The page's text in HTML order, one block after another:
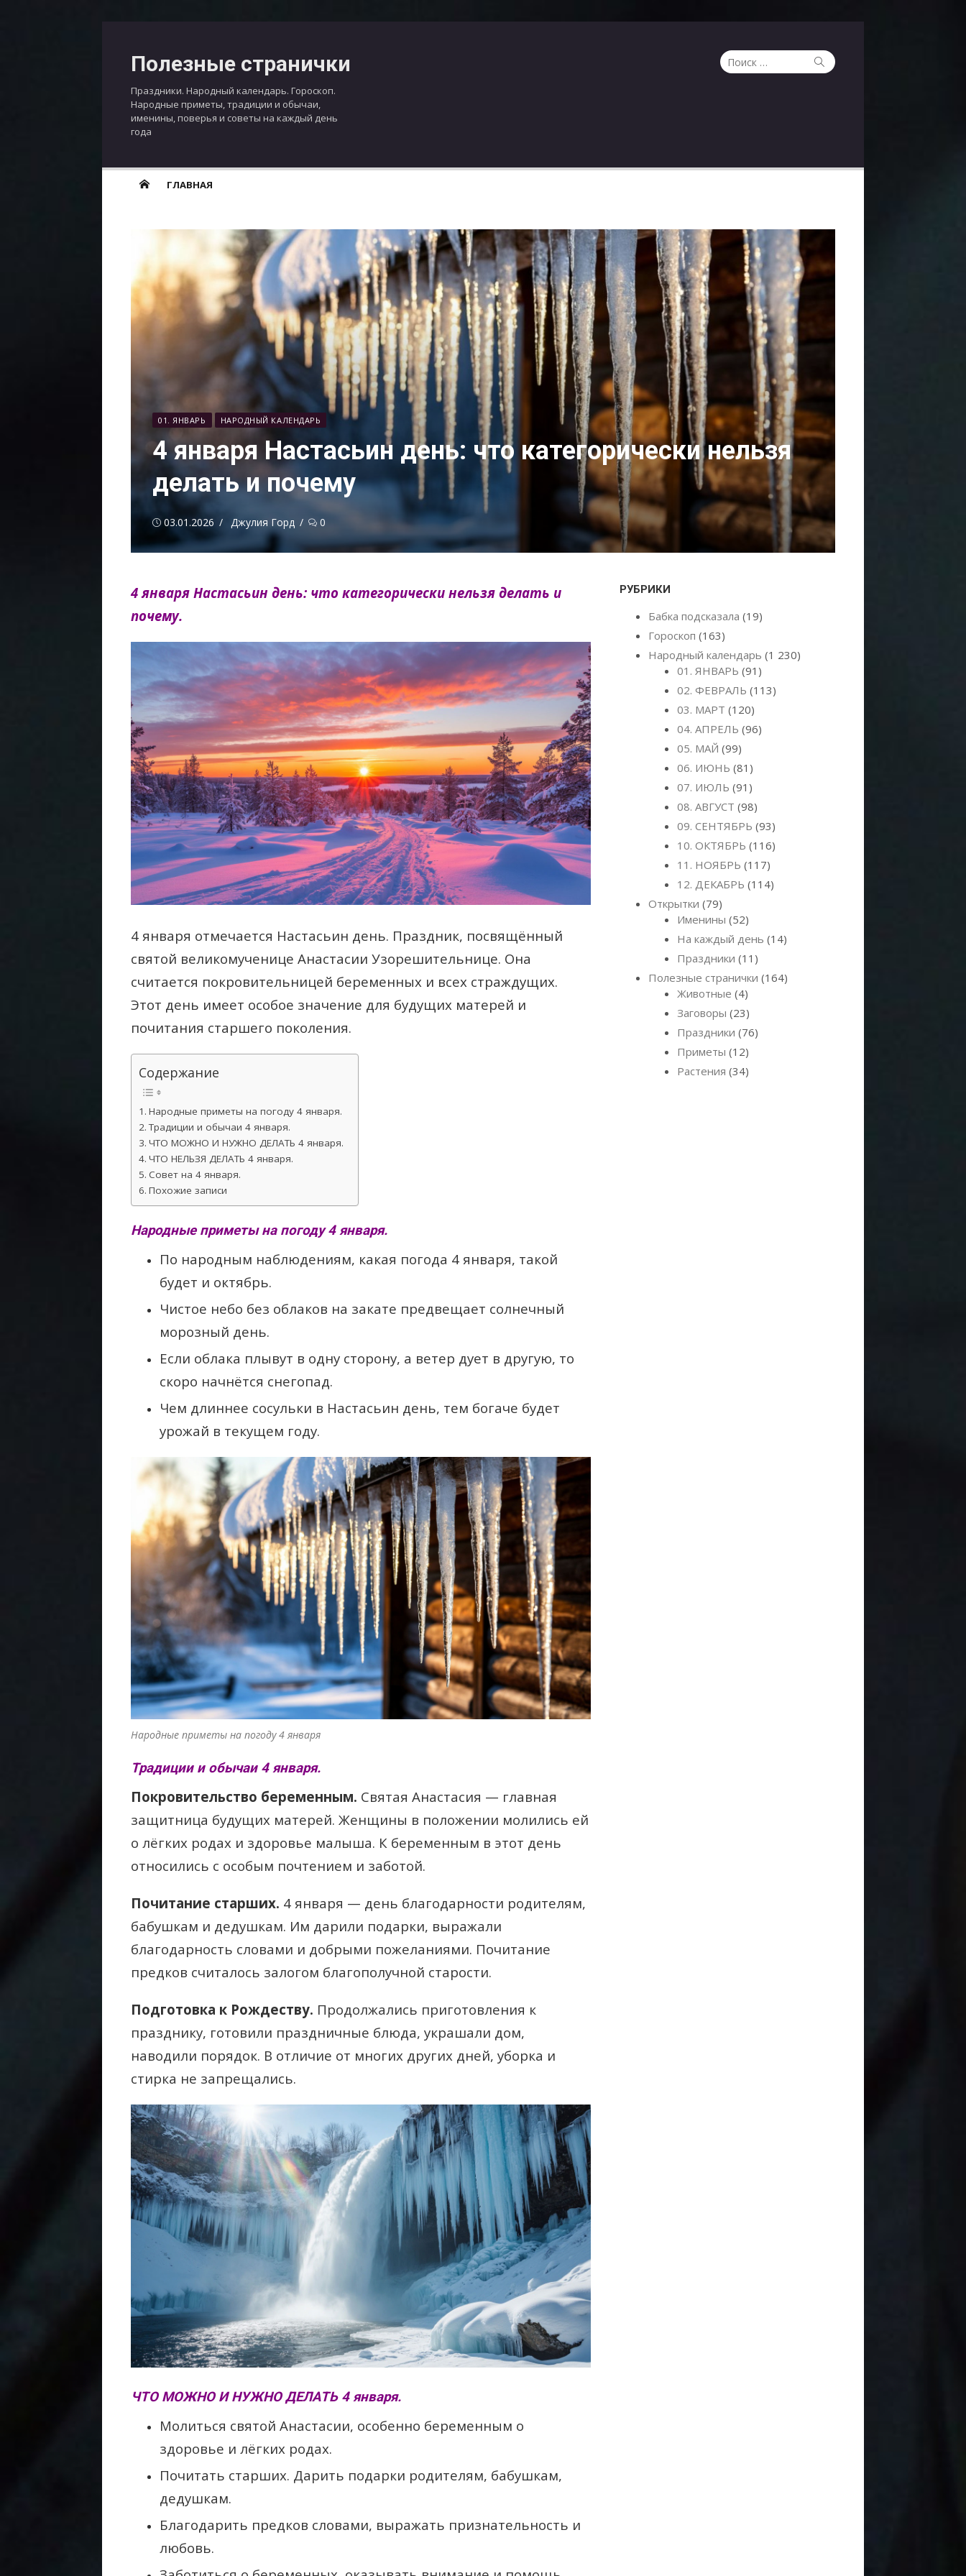
Полезные странички
Праздники. Народный календарь. Гороскоп.
Народные приметы, традиции и обычаи,
именины, поверья и советы на каждый день
года
Поиск
по:
Поиск
ГЛАВНАЯ
01. ЯНВАРЬ НАРОДНЫЙ КАЛЕНДАРЬ
4 января Настасьин день: что категорически нельзя
делать и почему
Опубликовано
03.01.2026 Автор
Джулия Горд 0
4 января Настасьин день: что категорически нельзя делать и
почему.
4 января отмечается Настасьин день. Праздник, посвящённый
святой великомученице Анастасии Узорешительнице. Она
считается покровительницей беременных и всех страждущих.
Этот день имеет особое значение для будущих матерей и
почитания старшего поколения.
Содержание
Народные приметы на погоду 4 января.
Традиции и обычаи 4 января.
ЧТО МОЖНО И НУЖНО ДЕЛАТЬ 4 января.
ЧТО НЕЛЬЗЯ ДЕЛАТЬ 4 января.
Совет на 4 января.
Похожие записи
Народные приметы на погоду 4 января.
По народным наблюдениям, какая погода 4 января, такой
будет и октябрь.
Чистое небо без облаков на закате предвещает солнечный
морозный день.
Если облака плывут в одну сторону, а ветер дует в другую, то
скоро начнётся снегопад.
Чем длиннее сосульки в Настасьин день, тем богаче будет
урожай в текущем году.
Народные приметы на погоду 4 января
Традиции и обычаи 4 января.
Покровительство беременным. Святая Анастасия — главная
защитница будущих матерей. Женщины в положении молились ей
о лёгких родах и здоровье малыша. К беременным в этот день
относились с особым почтением и заботой.
Почитание старших. 4 января — день благодарности родителям,
бабушкам и дедушкам. Им дарили подарки, выражали
благодарность словами и добрыми пожеланиями. Почитание
предков считалось залогом благополучной старости.
Подготовка к Рождеству. Продолжались приготовления к
празднику, готовили праздничные блюда, украшали дом,
наводили порядок. В отличие от многих других дней, уборка и
стирка не запрещались.
ЧТО МОЖНО И НУЖНО ДЕЛАТЬ 4 января.
Молиться святой Анастасии, особенно беременным о
здоровье и лёгких родах.
Почитать старших. Дарить подарки родителям, бабушкам,
дедушкам.
Благодарить предков словами, выражать признательность и
любовь.
РУБРИКИ
Бабка подсказала (19)
Гороскоп (163)
Народный календарь (1 230)
01. ЯНВАРЬ (91)
02. ФЕВРАЛЬ (113)
03. МАРТ (120)
04. АПРЕЛЬ (96)
05. МАЙ (99)
06. ИЮНЬ (81)
07. ИЮЛЬ (91)
08. АВГУСТ (98)
09. СЕНТЯБРЬ (93)
10. ОКТЯБРЬ (116)
11. НОЯБРЬ (117)
12. ДЕКАБРЬ (114)
Открытки (79)
Именины (52)
На каждый день (14)
Праздники (11)
Полезные странички (164)
Животные (4)
Заговоры (23)
Праздники (76)
Приметы (12)
Растения (34)